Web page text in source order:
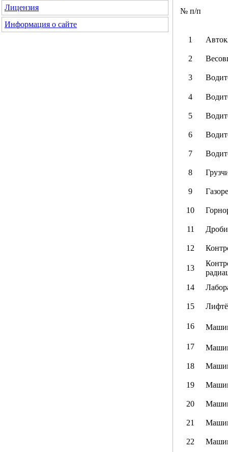
Лицензия
Информация о сайте
№ п/п
1
2
3
4
5
6
7
8
9
10
11
12
13
14
15
16
17
18
19
20
21
22